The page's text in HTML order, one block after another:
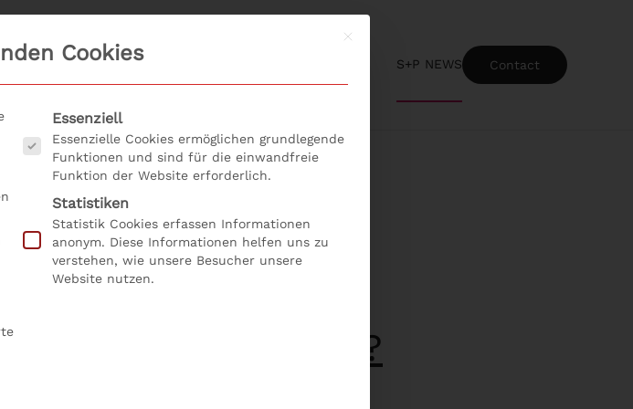
S+P NEWS Contact
verbessern?
Mit diesem Button wird der Dialog
Cookies
Es folgt eine Liste der Service-Gruppen, für die eine Einwilligung erteilt werden
Essenziell
Essenzielle Cookies ermöglichen grundlegende
Funktionen und sind für die einwandfreie
Funktion der Website erforderlich.
Statistiken
Statistik Cookies erfassen Informationen
anonym. Diese Informationen helfen uns zu
verstehen, wie unsere Besucher unsere
Website nutzen.